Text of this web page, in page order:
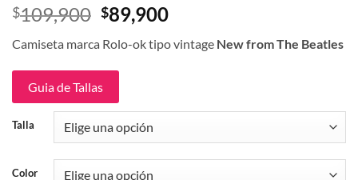
$109,900 El
precio
original
era:
$109,900.
$89,900El
actual
Camiseta marca Rolo-ok tipo vintage New from The Beatles
Guia de Tallas
Talla
Color